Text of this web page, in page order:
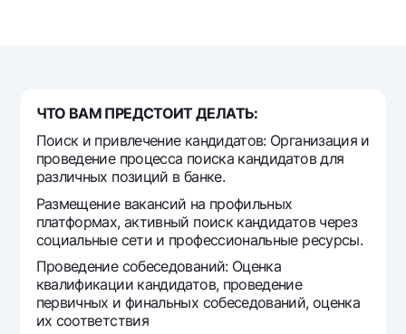
NBU’dan oltin quymalar
Kumush omonat
Mastercard
Ish haqi
Garmin pay
Aksiyalar
Milliy mobil ilovasi
Ko'p beriladigan savollar
Sayt bo‘yicha qidiring
ЧТО ВАМ ПРЕДСТОИТ ДЕЛАТЬ:
Поиск и привлечение кандидатов: Организация и
проведение процесса поиска кандидатов для
различных позиций в банке.
Размещение вакансий на профильных
платформах, активный поиск кандидатов через
социальные сети и профессиональные ресурсы.
Проведение собеседований: Оценка
квалификации кандидатов, проведение
первичных и финальных собеседований, оценка
их соответствия